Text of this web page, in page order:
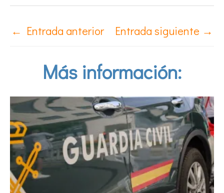
← Entrada anterior Entrada siguiente →
Más información: